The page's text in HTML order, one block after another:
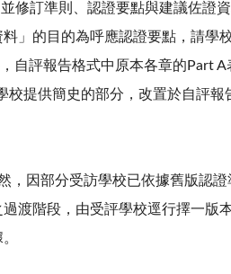
修訂準則、認證要點與建議佐證
」的目的為呼應認證要點，請學
自評報告格式中原本各章的Part
提供簡史的部分，改置於自評
因部分受訪學校已依據舊版認
渡階段，由受評學校逕行擇一版